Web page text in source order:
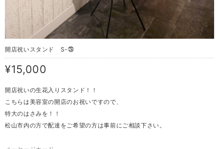
開店祝いスタンド S-㉘
¥15,000
開店祝いの生花入りスタンド！！
こちらは美容室の開店のお祝いですので、
特大のはさみを！！
松山市内の方で配達をご希望の方は事前にご相談下さい。